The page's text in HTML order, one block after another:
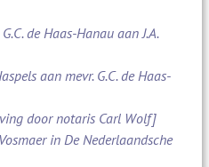
de Haas-Hanau aan J.A.
aan mevr. G.C. de Haas-
door notaris Carl Wolf]
in De Nederlaandsche